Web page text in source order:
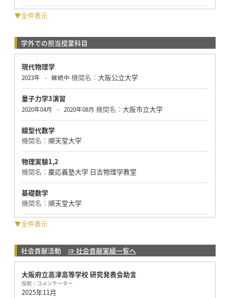
▼全件表示
学外での担当授業科目
現代物理学
2023年 - 継続中 機関名： 大阪公立大学
量子力学3演習
2020年04月 - 2020年08月 機関名： 大阪市立大学
線型代数学
機関名： 順天堂大学
物理実験1,2
機関名： 慶応義塾大学 日吉物理学教室
基礎数学
機関名： 順天堂大学
▼全件表示
社会貢献活動 ⇒ 社会貢献実績一覧へ
大阪府立高津高等学校 研究発表会助言
役割： コメンテーター
2025年11月